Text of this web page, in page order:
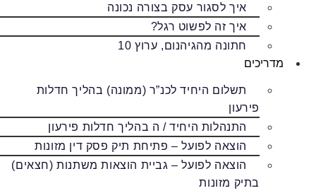
איך לסגור עסק בצורה נכונה
איך זה לפשוט רגל?
חתונה מהגיהנום, ערוץ 10
מדריכים
תשלום היחיד לכנ”ר (ממונה) בהליך חדלות
פירעון
התנהלות היחיד / ה בהליך חדלות פירעון
הוצאה לפועל – פתיחת תיק פסק דין מזונות
הוצאה לפועל – גביית הוצאות משתנות (חצאים)
בתיק מזונות